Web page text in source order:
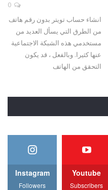
انشاء حساب تويتر بدون رقم هاتف
من الطرق التي يسأل العديد من
مستخدمي هذه الشبكة الاجتماعية
عنها كثيرا. وبالفعل ، قد يكون
التحقق من الهاتف
Youtube
Subscribers
Instagram
Followers